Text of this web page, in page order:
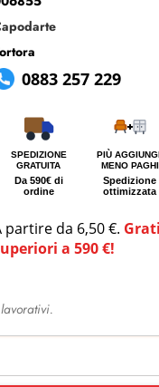
0883 257 229
SPEDIZIONE
GRATUITA
Da 590€ di
ordine
PIÙ
MENO PAGHI
Spedizione
ottimizzata
partire da 6,50 €.
a 590 €!